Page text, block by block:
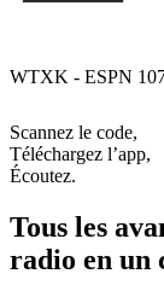
WTXK - ESPN
Scannez le code,
Téléchargez l’app,
Écoutez.
Tous les
radio en un